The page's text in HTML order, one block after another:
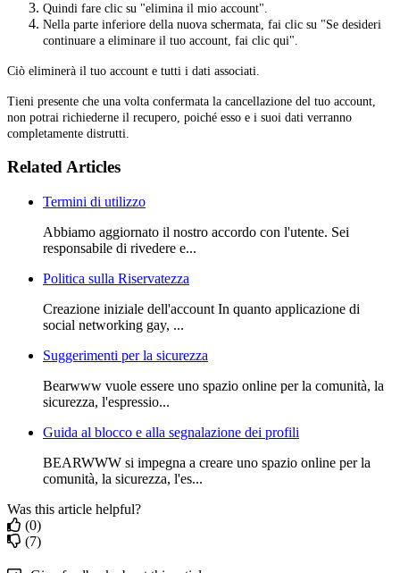
Quindi fare clic su "elimina il mio account".
Nella parte inferiore della nuova schermata, fai clic su "Se desideri
continuare a eliminare il tuo account, fai clic qui".
Ciò eliminerà il tuo account e tutti i dati associati.
Tieni presente che una volta confermata la cancellazione del tuo account,
non potrai richiederne il recupero, poiché esso e i suoi dati verranno
completamente distrutti.
Related Articles
Termini di utilizzo
Abbiamo aggiornato il nostro accordo con l'utente. Sei
responsabile di rivedere e...
Politica sulla Riservatezza
Creazione iniziale dell'account In quanto applicazione di
social networking gay, ...
Suggerimenti per la sicurezza
Bearwww vuole essere uno spazio online per la comunità, la
sicurezza, l'espressio...
Guida al blocco e alla segnalazione dei profili
BEARWWW si impegna a creare uno spazio online per la
comunità, la sicurezza, l'es...
Was this article helpful?
(0)
(7)